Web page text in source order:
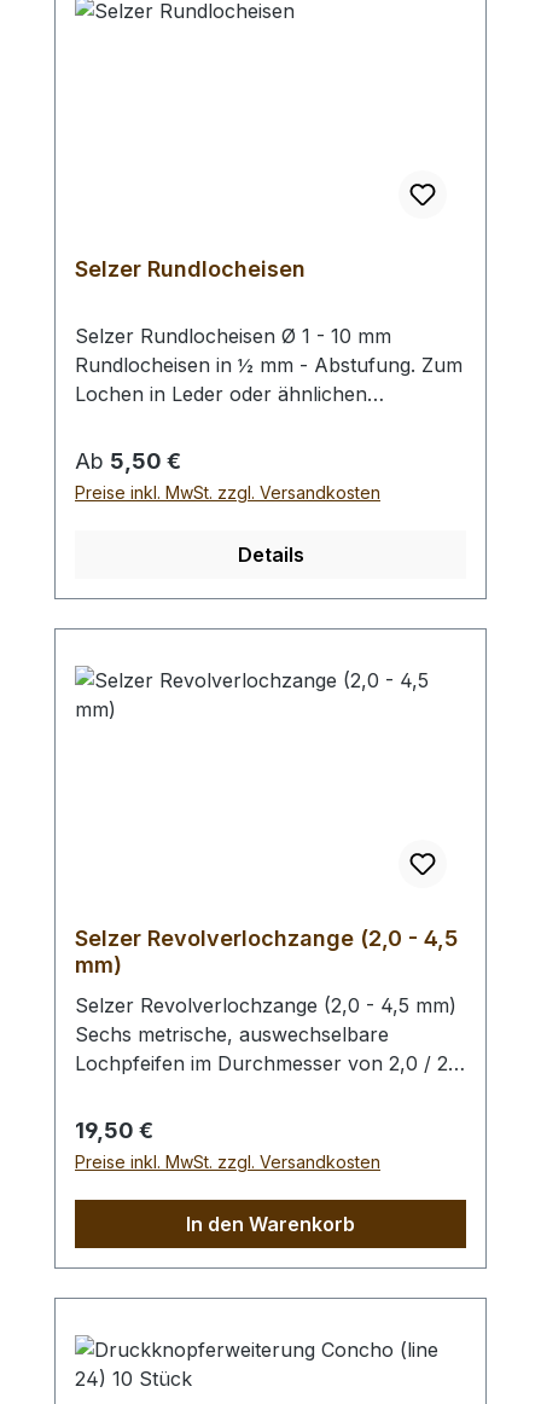
Selzer Rundlocheisen
Selzer Rundlocheisen Ø 1 - 10 mm
Rundlocheisen in ½ mm - Abstufung. Zum
Lochen in Leder oder ähnlichen
Unterlage und einen geeigneten
Hammer zum Schlagen, (keinen
Stahlhammer; Gefahr des Splitterns) siehe
erhalten Sie 1 Selzer Rundlocheisen der
gewählten Größe.
Regulärer Preis:
Ab 5,50 €
Preise inkl. MwSt. zzgl. Versandkosten
Details
Selzer Revolverlochzange (2,0 - 4,5
mm)
Selzer Revolverlochzange (2,0 - 4,5 mm)
Sechs metrische, auswechselbare
Lochpfeifen im Durchmesser von 2,0 / 2,5
Sichtfenster für gewählten
Lochdurchmesser. Automatischer
Feststeller, Oberfläche silber vernickelt mit
hergestellt in Remscheid / Deutschland.
Zum Lochen von Leder und ähnlichen
Materialien. - Ersatz - Lochpfeifen (2,0 -
Lochpfeifen (1,5 - 6,0 mm) /
Lochpfeifenwechsler sind erhältlich.
Regulärer Preis:
19,50 €
Preise inkl. MwSt. zzgl. Versandkosten
In den Warenkorb